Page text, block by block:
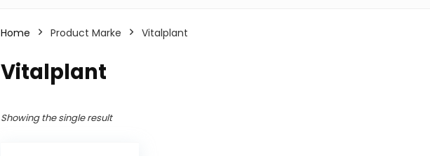
Home Product Marke ‎Vitalplant
‎Vitalplant
Showing the single result